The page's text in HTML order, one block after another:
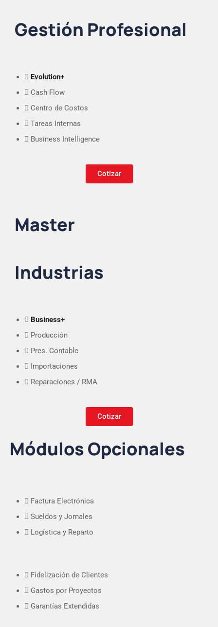
Gestión Profesional
Evolution+
Cash Flow
Centro de Costos
Tareas Internas
Business Intelligence
Cotizar
Master
Industrias
Business+
Producción
Pres. Contable
Importaciones
Reparaciones / RMA
Cotizar
Módulos Opcionales
Factura Electrónica
Sueldos y Jornales
Logística y Reparto
Fidelización de Clientes
Gastos por Proyectos
Garantías Extendidas